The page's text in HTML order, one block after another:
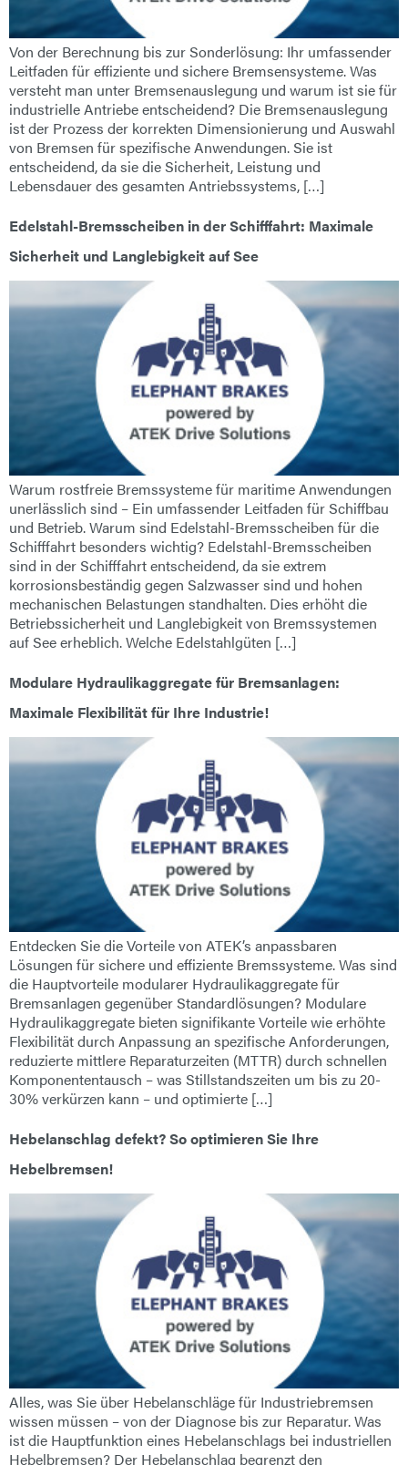
Von der Berechnung bis zur Sonderlösung: Ihr umfassender
Leitfaden für effiziente und sichere Bremsensysteme. Was
versteht man unter Bremsenauslegung und warum ist sie für
industrielle Antriebe entscheidend? Die Bremsenauslegung
ist der Prozess der korrekten Dimensionierung und Auswahl
von Bremsen für spezifische Anwendungen. Sie ist
entscheidend, da sie die Sicherheit, Leistung und
Lebensdauer des gesamten Antriebssystems, […]
Edelstahl-Bremsscheiben in der Schifffahrt: Maximale
Sicherheit und Langlebigkeit auf See
Warum rostfreie Bremssysteme für maritime Anwendungen
unerlässlich sind – Ein umfassender Leitfaden für Schiffbau
und Betrieb. Warum sind Edelstahl-Bremsscheiben für die
Schifffahrt besonders wichtig? Edelstahl-Bremsscheiben
sind in der Schifffahrt entscheidend, da sie extrem
korrosionsbeständig gegen Salzwasser sind und hohen
mechanischen Belastungen standhalten. Dies erhöht die
Betriebssicherheit und Langlebigkeit von Bremssystemen
auf See erheblich. Welche Edelstahlgüten […]
Modulare Hydraulikaggregate für Bremsanlagen:
Maximale Flexibilität für Ihre Industrie!
Entdecken Sie die Vorteile von ATEK’s anpassbaren
Lösungen für sichere und effiziente Bremssysteme. Was sind
die Hauptvorteile modularer Hydraulikaggregate für
Bremsanlagen gegenüber Standardlösungen? Modulare
Hydraulikaggregate bieten signifikante Vorteile wie erhöhte
Flexibilität durch Anpassung an spezifische Anforderungen,
reduzierte mittlere Reparaturzeiten (MTTR) durch schnellen
Komponententausch – was Stillstandszeiten um bis zu 20-
30% verkürzen kann – und optimierte […]
Hebelanschlag defekt? So optimieren Sie Ihre
Hebelbremsen!
Alles, was Sie über Hebelanschläge für Industriebremsen
wissen müssen – von der Diagnose bis zur Reparatur. Was
ist die Hauptfunktion eines Hebelanschlags bei industriellen
Hebelbremsen? Der Hebelanschlag begrenzt den